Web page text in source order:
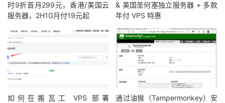
时9折首月299元，香港/美国云
服务器，2H1G月付19元起
& 美国圣何塞独立服务器 + 多款
年付 VPS 特惠
如何在搬瓦工 VPS 部署
通过油猴（Tampermonkey）安